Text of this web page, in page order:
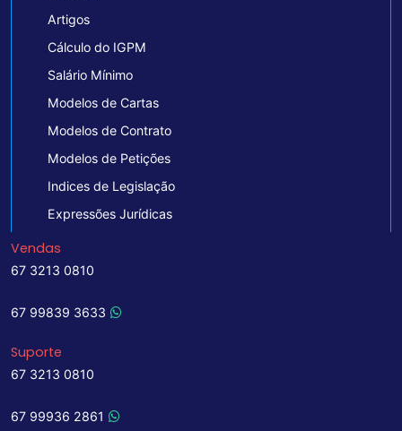
Artigos
Cálculo do IGPM
Salário Mínimo
Modelos de Cartas
Modelos de Contrato
Modelos de Petições
Indices de Legislação
Expressões Jurídicas
Vendas
67 3213 0810
67 99839 3633
Suporte
67 3213 0810
67 99936 2861